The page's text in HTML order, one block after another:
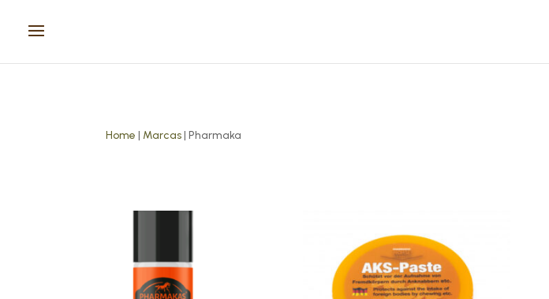
Home | Marcas| Pharmaka